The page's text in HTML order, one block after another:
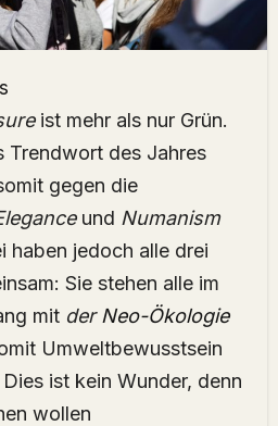
ist mehr als nur Grün.
Trendwort des Jahres
gegen die
und Numanism
haben jedoch alle drei
Sie stehen alle im
mit der Neo-Ökologie
Umweltbewusstsein
ist kein Wunder, denn
wollen